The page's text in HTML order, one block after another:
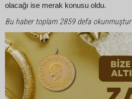
olacağı ise merak konusu oldu.
Bu haber toplam 2859 defa okunmuştur